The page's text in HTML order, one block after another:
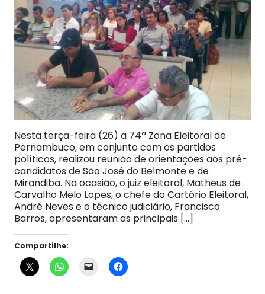
Nesta terça-feira (26) a 74ª Zona Eleitoral de
Pernambuco, em conjunto com os partidos
políticos, realizou reunião de orientações aos pré-
candidatos de São José do Belmonte e de
Mirandiba. Na ocasião, o juiz eleitoral, Matheus de
Carvalho Melo Lopes, o chefe do Cartório Eleitoral,
André Neves e o técnico judiciário, Francisco
Barros, apresentaram as principais […]
Compartilhe: